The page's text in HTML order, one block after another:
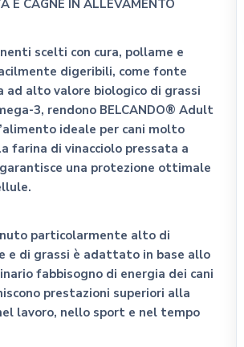
Julius K9
MSD Animal Health
BWild
Whimzees
Flamingo Pet Products
Exspot
E CAGNE IN ALLEVAMENTO
scelti con cura, pollame e
digeribili, come fonte
ad alto valore biologico di grassi
3, rendono BELCANDO® Adult
ideale per cani molto
farina di vinacciolo pressata a
una protezione ottimale
particolarmente alto di
e di grassi è adattato in base allo
fabbisogno di energia dei cani
prestazioni superiori alla
lavoro, nello sport e nel tempo